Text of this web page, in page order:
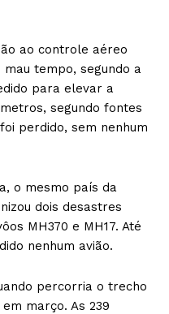
ao controle aéreo
tempo, segundo a
para elevar a
segundo fontes
perdido, sem nenhum
o mesmo país da
dois desastres
MH370 e MH17. Até
nenhum avião.
percorria o trecho
março. As 239